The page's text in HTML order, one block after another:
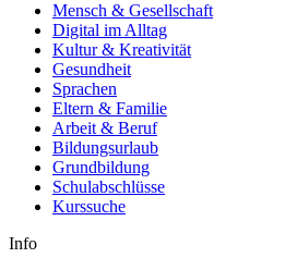
Mensch & Gesellschaft
Digital im Alltag
Kultur & Kreativität
Gesundheit
Sprachen
Eltern & Familie
Arbeit & Beruf
Bildungsurlaub
Grundbildung
Schulabschlüsse
Kurssuche
Info